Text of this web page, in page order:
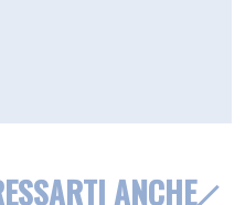
ANCHE